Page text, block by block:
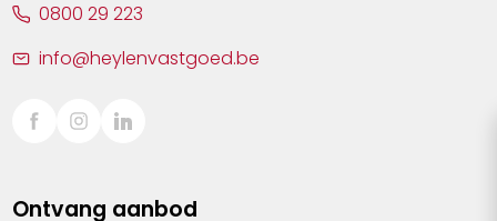
Sint-Truiden
0800 29 223
info@heylenvastgoed.be
Ontvang aanbod